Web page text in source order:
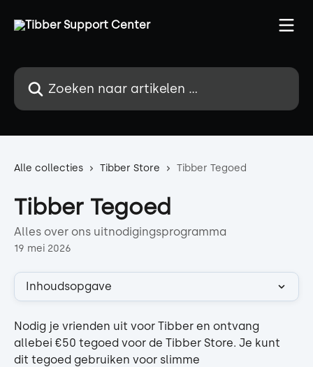
Zoeken naar artikelen ...
Alle collecties Tibber Store Tibber Tegoed
Tibber Tegoed
Alles over ons uitnodigingsprogramma
19 mei 2026
Inhoudsopgave
Nodig je vrienden uit voor Tibber en ontvang
allebei €50 tegoed voor de Tibber Store. Je kunt
dit tegoed gebruiken voor slimme